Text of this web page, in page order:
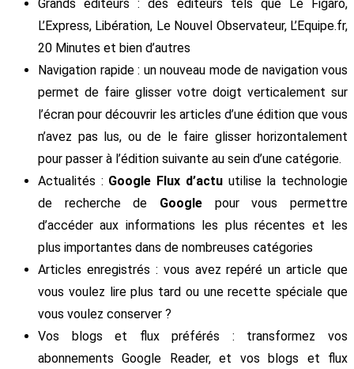
Grands éditeurs : des éditeurs tels que Le Figaro,
L’Express, Libération, Le Nouvel Observateur, L’Equipe.fr,
20 Minutes et bien d’autres
Navigation rapide : un nouveau mode de navigation vous
permet de faire glisser votre doigt verticalement sur
l’écran pour découvrir les articles d’une édition que vous
n’avez pas lus, ou de le faire glisser horizontalement
pour passer à l’édition suivante au sein d’une catégorie.
Actualités : Google Flux d’actuutilise la technologie
de recherche de Google pour vous permettre
d’accéder aux informations les plus récentes et les
plus importantes dans de nombreuses catégories
Articles enregistrés : vous avez repéré un article que
vous voulez lire plus tard ou une recette spéciale que
vous voulez conserver ?
Vos blogs et flux préférés : transformez vos
abonnements Google Reader, et vos blogs et flux